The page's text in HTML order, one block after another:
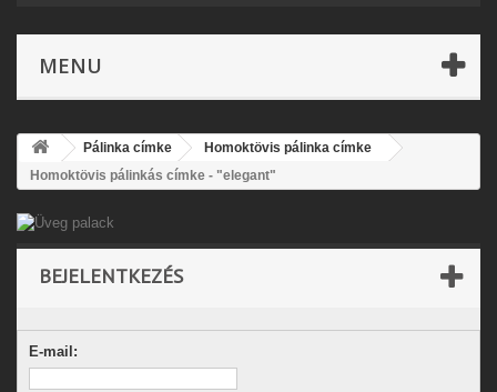
MENU
Pálinka címke
Homoktövis pálinka címke
Homoktövis pálinkás címke - "elegant"
BEJELENTKEZÉS
E-mail: